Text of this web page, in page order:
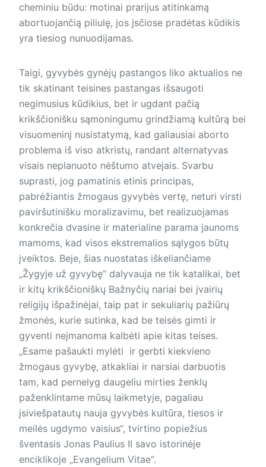
cheminiu būdu: motinai prarijus atitinkamą
abortuojančią piliulę, jos įsčiose pradėtas kūdikis
yra tiesiog nunuodijamas.
Taigi, gyvybės gynėjų pastangos liko aktualios ne
tik skatinant teisines pastangas išsaugoti
negimusius kūdikius, bet ir ugdant pačią
krikščionišku sąmoningumu grindžiamą kultūrą bei
visuomeninį nusistatymą, kad galiausiai aborto
problema iš viso atkristų, randant alternatyvas
visais neplanuoto nėštumo atvejais. Svarbu
suprasti, jog pamatinis etinis principas,
pabrėžiantis žmogaus gyvybės vertę, neturi virsti
paviršutinišku moralizavimu, bet realizuojamas
konkrečia dvasine ir materialine parama jaunoms
mamoms, kad visos ekstremalios sąlygos būtų
įveiktos. Beje, šias nuostatas iškeliančiame
„Žygyje už gyvybę“ dalyvauja ne tik katalikai, bet
ir kitų krikščioniškų Bažnyčių nariai bei įvairių
religijų išpažinėjai, taip pat ir sekuliarių pažiūrų
žmonės, kurie sutinka, kad be teisės gimti ir
gyventi neįmanoma kalbėti apie kitas teises.
„Esame pašaukti mylėti ir gerbti kiekvieno
žmogaus gyvybę, atkakliai ir narsiai darbuotis
tam, kad pernelyg daugeliu mirties ženklų
paženklintame mūsų laikmetyje, pagaliau
įsiviešpatautų nauja gyvybės kultūra, tiesos ir
meilės ugdymo vaisius“, tvirtino popiežius
šventasis Jonas Paulius II savo istorinėje
enciklikoje „Evangelium Vitae“.